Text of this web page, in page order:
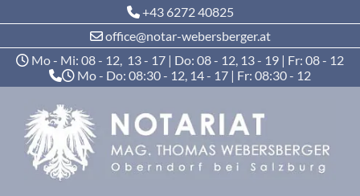
 +43 6272 40825
 office@notar-webersberger.at
 Mo - Mi: 08 - 12, 13 - 17 | Do: 08 - 12, 13 - 19 | Fr: 08 - 12
 Mo - Do: 08:30 - 12, 14 - 17 | Fr: 08:30 - 12